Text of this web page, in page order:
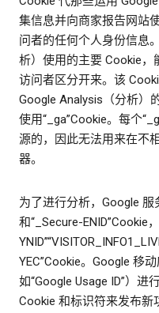
集信息并向商家报告网站
问者的任何个人身份信息
析）使用的主要 Cookie，
访问者区分开来。该
Google Analysis（分析）
使用“_ga”Cookie。每个
源的，因此无法用来在不
器。
为了进行分析，Google 服
和“_Secure-ENID”Cookie
YEC”Cookie。Google 移
如“Google Usage ID”）
Cookie 和标识符来发布新